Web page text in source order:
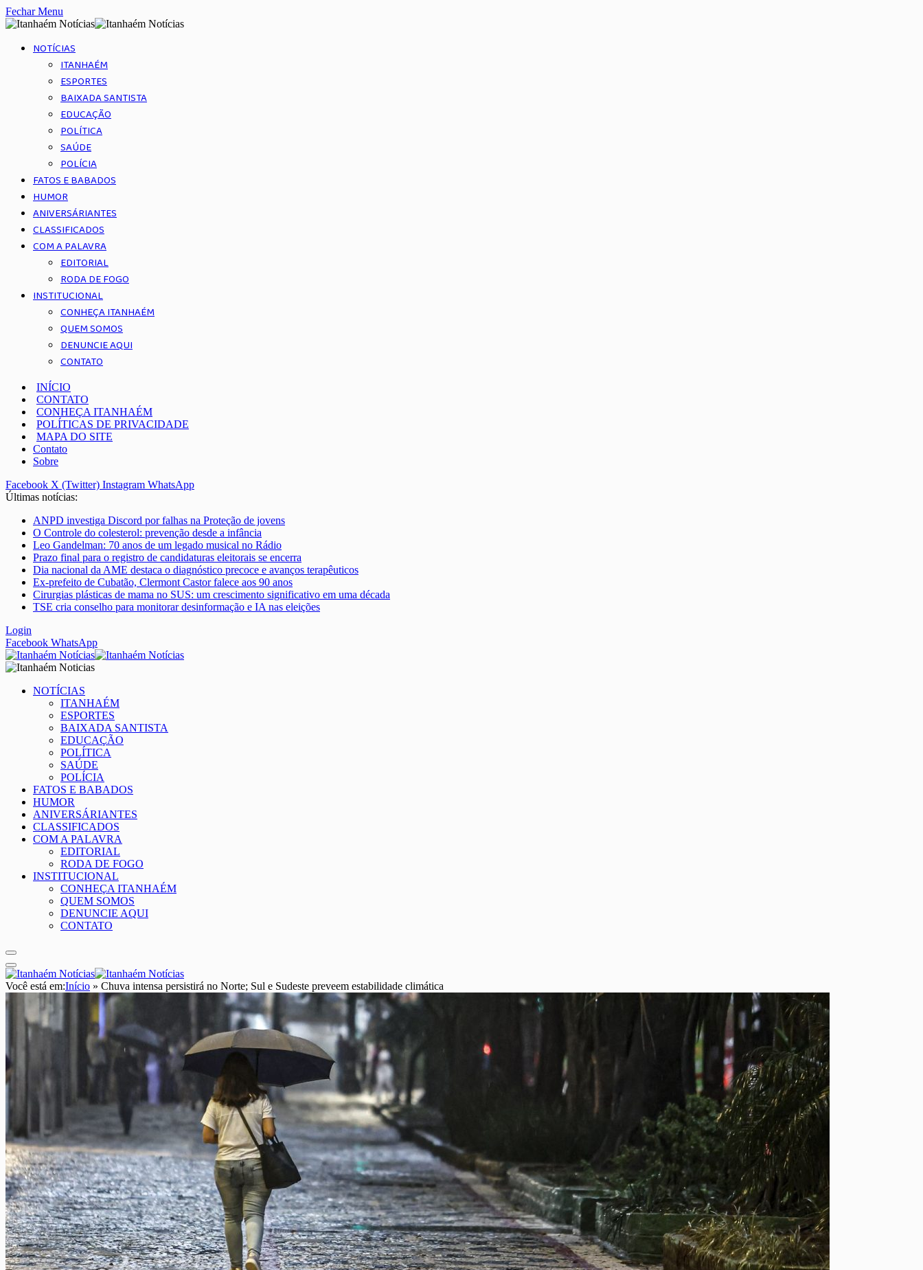
Fechar Menu
NOTÍCIAS
ITANHAÉM
ESPORTES
BAIXADA SANTISTA
EDUCAÇÃO
POLÍTICA
SAÚDE
POLÍCIA
FATOS E BABADOS
HUMOR
ANIVERSÁRIANTES
CLASSIFICADOS
COM A PALAVRA
EDITORIAL
RODA DE FOGO
INSTITUCIONAL
CONHEÇA ITANHAÉM
QUEM SOMOS
DENUNCIE AQUI
CONTATO
INÍCIO
CONTATO
CONHEÇA ITANHAÉM
POLÍTICAS DE PRIVACIDADE
MAPA DO SITE
Contato
Sobre
Facebook X (Twitter) Instagram WhatsApp
Últimas notícias:
ANPD investiga Discord por falhas na Proteção de jovens
O Controle do colesterol: prevenção desde a infância
Leo Gandelman: 70 anos de um legado musical no Rádio
Prazo final para o registro de candidaturas eleitorais se encerra
Dia nacional da AME destaca o diagnóstico precoce e avanços terapêuticos
Ex-prefeito de Cubatão, Clermont Castor falece aos 90 anos
Cirurgias plásticas de mama no SUS: um crescimento significativo em uma década
TSE cria conselho para monitorar desinformação e IA nas eleições
Login
Facebook WhatsApp
NOTÍCIAS
ITANHAÉM
ESPORTES
BAIXADA SANTISTA
EDUCAÇÃO
POLÍTICA
SAÚDE
POLÍCIA
FATOS E BABADOS
HUMOR
ANIVERSÁRIANTES
CLASSIFICADOS
COM A PALAVRA
EDITORIAL
RODA DE FOGO
INSTITUCIONAL
CONHEÇA ITANHAÉM
QUEM SOMOS
DENUNCIE AQUI
CONTATO
Você está em:Início » Chuva intensa persistirá no Norte; Sul e Sudeste preveem estabilidade climática